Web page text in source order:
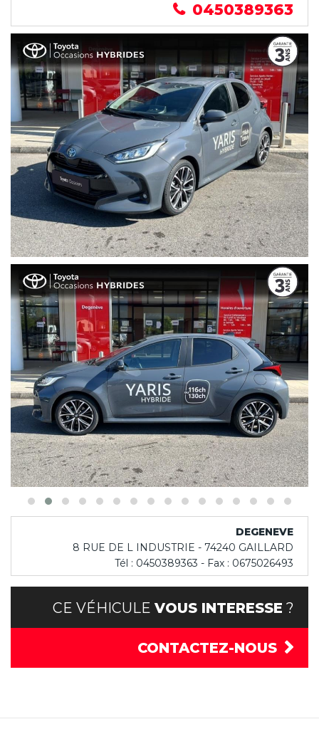
0450389363
DEGENEVE
8 RUE DE L INDUSTRIE - 74240 GAILLARD
Tél : 0450389363 - Fax : 0675026493
CE VÉHICULE VOUS INTERESSE ?
CONTACTEZ-NOUS